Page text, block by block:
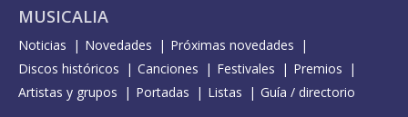
MUSICALIA
Noticias Novedades
Próximas novedades
Discos históricos
Canciones Festivales
Premios
Artistas y grupos
Portadas Listas Guía / directorio